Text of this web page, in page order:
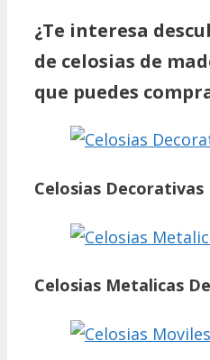
¿Te interesa
de celosias de
que puedes
Celosias Decorativas
Celosias Metalicas